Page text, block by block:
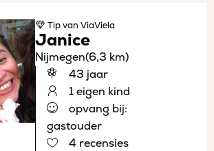
Tipvan ViaViela
Janice
Nijmegen(6,3 km)
43 jaar
1 eigen kind
opvang bij:
gastouder
4 recensies